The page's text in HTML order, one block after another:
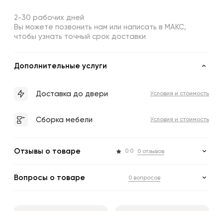
2-30 рабочих дней
Вы можете позвонить нам или написать в МАКС,
чтобы узнать точный срок доставки
Дополнительные услуги
Доставка до двери Условия и стоимость
Сборка мебели Условия и стоимость
Отзывы о товаре 0.0 0 отзывов
Вопросы о товаре 0 вопросов